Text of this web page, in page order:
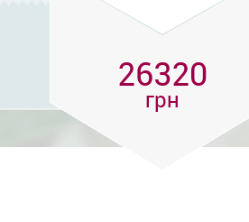
26320
грн